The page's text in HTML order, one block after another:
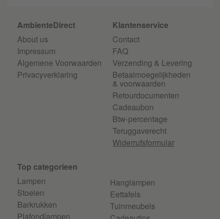
AmbienteDirect
About us
Impressum
Algemene Voorwaarden
Privacyverklaring
Klantenservice
Contact
FAQ
Verzending & Levering
Betaalmoegelijkheden
& voorwaarden
Retourdocumenten
Cadeaubon
Btw-percentage
Teruggaverecht
Widerrufsformular
Top categorieen
Lampen
Stoelen
Barkrukken
Plafondlampen
Hanglampen
Eettafels
Tuinmeubels